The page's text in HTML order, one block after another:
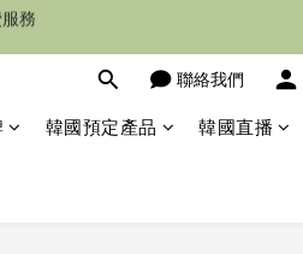
聯絡我們
韓國預定產品 韓國直播